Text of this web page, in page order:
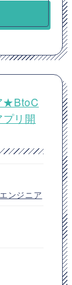
★BtoC
リ開
ンジニア